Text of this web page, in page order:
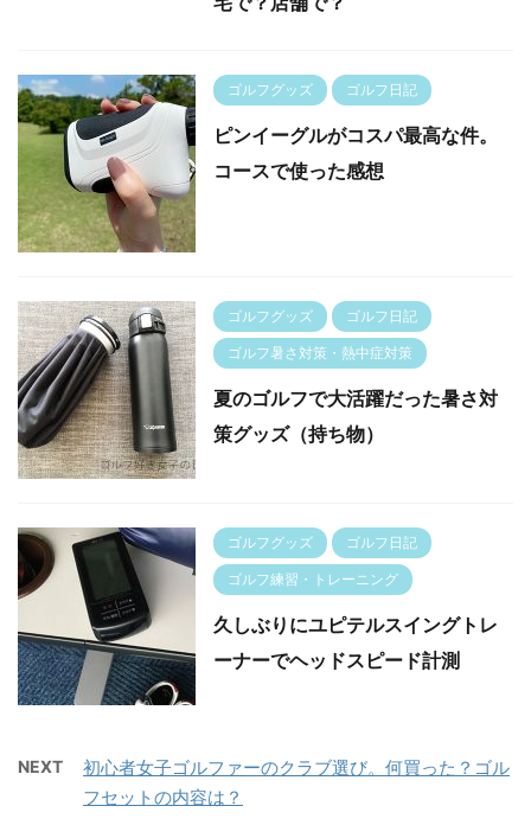
ゴルフグッズ ゴルフ日記
ピンイーグルがコスパ最高な件。
コースで使った感想
ゴルフグッズ ゴルフ日記
ゴルフ暑さ対策・熱中症対策
夏のゴルフで大活躍だった暑さ対
策グッズ（持ち物）
ゴルフグッズ ゴルフ日記
ゴルフ練習・トレーニング
久しぶりにユピテルスイングトレ
ーナーでヘッドスピード計測
NEXT
初心者女子ゴルファーのクラブ選び。何買った？ゴル
フセットの内容は？